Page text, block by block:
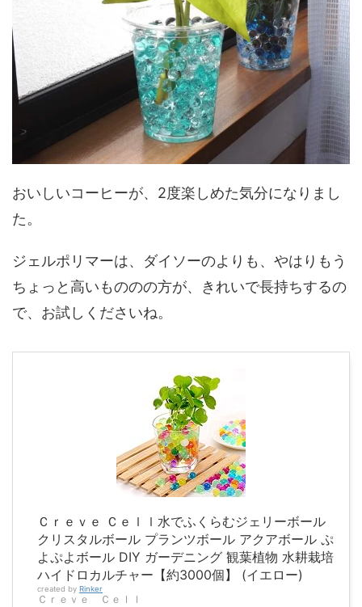
おいしいコーヒーが、2度楽しめた気分になりまし
た。
ジェルポリマーは、ダイソーのよりも、やはりもう
ちょっと高いもののの方が、きれいで長持ちするの
で、お試しくださいね。
Ｃｒｅｖｅ Ｃｅｌｌ水でふくらむジェリーボール
クリスタルボール プランツボール アクアボール ぷ
よぷよボール DIY ガーデニング 観葉植物 水耕栽培
ハイドロカルチャー【約3000個】 (イエロー)
created by Rinker
Ｃｒｅｖｅ Ｃｅｌｌ